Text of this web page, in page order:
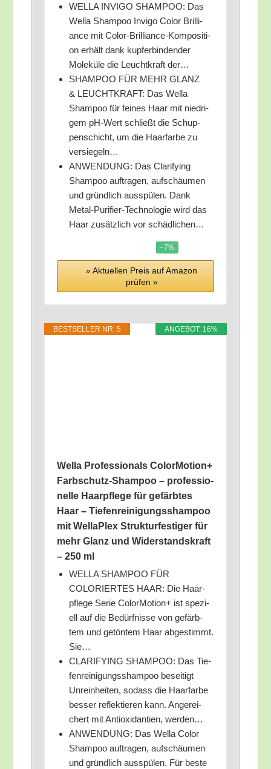
WELLA INVIGO SHAMPOO: Das
Wel­la Sham­poo Invi­go Color Bril­li­
ance mit Color-Bril­li­ance-Kom­po­si­ti­
on erhält dank kup­fer­bin­den­der
Mole­kü­le die Leucht­kraft der…
SHAMPOO FÜR MEHR GLANZ
& LEUCHTKRAFT: Das Wel­la
Sham­poo für fei­nes Haar mit nied­ri­
gem pH-Wert schließt die Schup­
pen­schicht, um die Haar­far­be zu
versiegeln…
ANWENDUNG: Das Cla­ri­fy­ing
Sham­poo auf­tra­gen, auf­schäu­men
und gründ­lich aus­spü­len. Dank
Metal-Puri­fier-Tech­no­lo­gie wird das
Haar zusätz­lich vor schädlichen…
−7%
» Aktu­el­len Preis auf Ama­zon
prü­fen »
ANGE­BOT: 16%
BEST­SEL­LER NR. 5
Wel­la Pro­fes­sio­nals Color­Mo­ti­on+
Farb­schutz-Sham­poo – pro­fes­sio­
nel­le Haar­pfle­ge für gefärb­tes
Haar – Tie­fen­rei­ni­gungs­sham­poo
mit Wel­la­Plex Struk­tur­fes­ti­ger für
mehr Glanz und Wider­stands­kraft
– 250 ml
WELLA SHAMPOO FÜR
COLORIERTES HAAR: Die Haar­
pfle­ge Serie Color­Mo­ti­on+ ist spe­zi­
ell auf die Bedürf­nis­se von gefärb­
tem und getön­tem Haar abge­stimmt.
Sie…
CLARIFYING SHAMPOO: Das Tie­
fen­rei­ni­gungs­sham­poo besei­tigt
Unrein­hei­ten, sodass die Haar­far­be
bes­ser reflek­tie­ren kann. Ange­rei­
chert mit Anti­oxi­dan­ti­en, werden…
ANWENDUNG: Das Wel­la Color
Sham­poo auf­tra­gen, auf­schäu­men
und gründ­lich aus­spü­len. Für bes­te